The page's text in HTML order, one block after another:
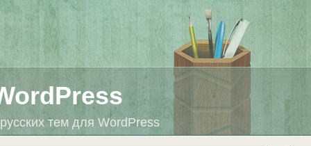
тем для WordPress